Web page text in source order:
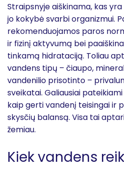
Straipsnyje aiškinama, kas
jo kokybė svarbi organizmui.
rekomenduojamos paros
ir fizinį aktyvumą bei
tinkamą hidrataciją. Toliau
vandens tipų – čiaupo,
vandenilio prisotinto –
sveikatai. Galiausiai
kaip gerti vandenį teisingai ir
skysčių balansą. Visa tai
žemiau.
Kiek vandens